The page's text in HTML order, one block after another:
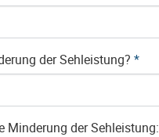
der Sehleistung? *
Minderung der Sehleistung: